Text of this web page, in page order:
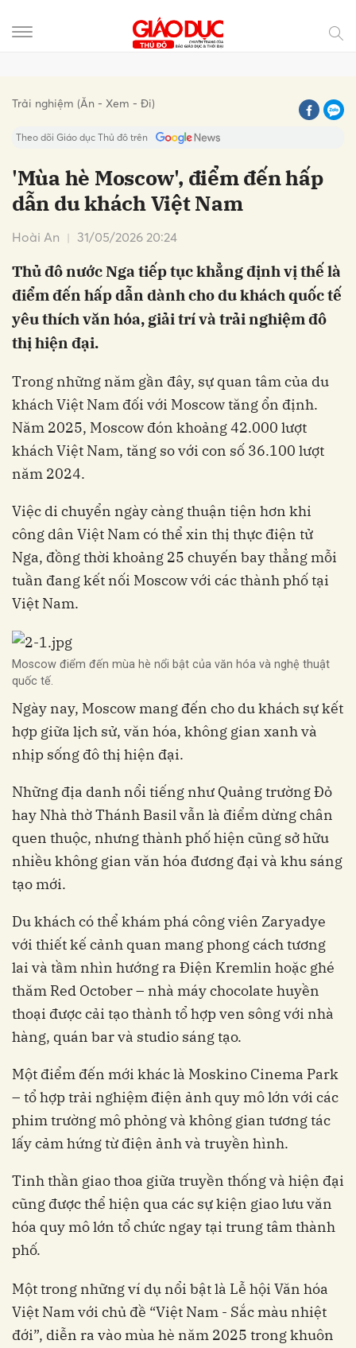
Trải nghiệm (Ăn - Xem - Đi)
Theo dõi Giáo dục Thủ đô trên
'Mùa hè Moscow', điểm đến hấp
dẫn du khách Việt Nam
Hoài An 31/05/2026 20:24
Thủ đô nước Nga tiếp tục khẳng định vị thế là
điểm đến hấp dẫn dành cho du khách quốc tế
yêu thích văn hóa, giải trí và trải nghiệm đô
thị hiện đại.
Trong những năm gần đây, sự quan tâm của du
khách Việt Nam đối với Moscow tăng ổn định.
Năm 2025, Moscow đón khoảng 42.000 lượt
khách Việt Nam, tăng so với con số 36.100 lượt
năm 2024.
Việc di chuyển ngày càng thuận tiện hơn khi
công dân Việt Nam có thể xin thị thực điện tử
Nga, đồng thời khoảng 25 chuyến bay thẳng mỗi
tuần đang kết nối Moscow với các thành phố tại
Việt Nam.
Moscow điểm đến mùa hè nổi bật của văn hóa và nghệ thuật
quốc tế.
Ngày nay, Moscow mang đến cho du khách sự kết
hợp giữa lịch sử, văn hóa, không gian xanh và
nhịp sống đô thị hiện đại.
Những địa danh nổi tiếng như Quảng trường Đỏ
hay Nhà thờ Thánh Basil vẫn là điểm dừng chân
quen thuộc, nhưng thành phố hiện cũng sở hữu
nhiều không gian văn hóa đương đại và khu sáng
tạo mới.
Du khách có thể khám phá công viên Zaryadye
với thiết kế cảnh quan mang phong cách tương
lai và tầm nhìn hướng ra Điện Kremlin hoặc ghé
thăm Red October – nhà máy chocolate huyền
thoại được cải tạo thành tổ hợp ven sông với nhà
hàng, quán bar và studio sáng tạo.
Một điểm đến mới khác là Moskino Cinema Park
– tổ hợp trải nghiệm điện ảnh quy mô lớn với các
phim trường mô phỏng và không gian tương tác
lấy cảm hứng từ điện ảnh và truyền hình.
Tinh thần giao thoa giữa truyền thống và hiện đại
cũng được thể hiện qua các sự kiện giao lưu văn
hóa quy mô lớn tổ chức ngay tại trung tâm thành
phố.
Một trong những ví dụ nổi bật là Lễ hội Văn hóa
Việt Nam với chủ đề “Việt Nam - Sắc màu nhiệt
đới”, diễn ra vào mùa hè năm 2025 trong khuôn
Hủy Gửi